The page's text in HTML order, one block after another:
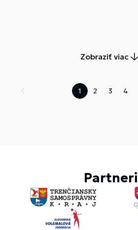
Zobraziť viac
1 2 3 4
Partneri